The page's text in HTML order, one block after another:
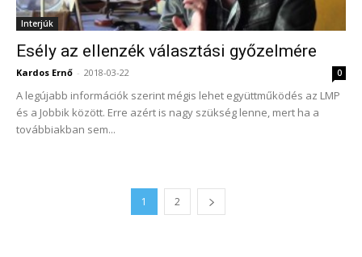
Interjúk
Esély az ellenzék választási győzelmére
Kardos Ernő - 2018-03-22 0
A legújabb információk szerint mégis lehet együttműködés az LMP
és a Jobbik között. Erre azért is nagy szükség lenne, mert ha a
továbbiakban sem...
1 2